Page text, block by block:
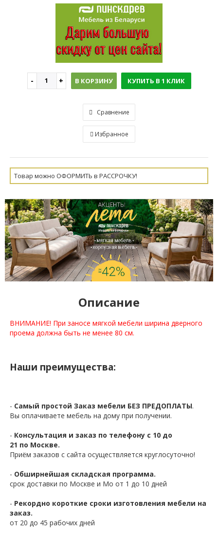
В КОРЗИНУ КУПИТЬ В 1 КЛИК
Сравнение
Избранное
Товар можно ОФОРМИТЬ в РАССРОЧКУ!
Описание
ВНИМАНИЕ! При заносе мягкой мебели ширина дверного
проема должна быть не менее 80 см.
Наши преимущества:
- Самый простой Заказ мебели БЕЗ ПРЕДОПЛАТЫ.
Вы оплачиваете мебель на дому при получении.
- Консультация и заказ по телефону с 10 до
21 по Москве.
Приём заказов с сайта осуществляется круглосуточно!
- Обширнейшая складская программа.
срок доставки по Москве и Мо от 1 до 10 дней
- Рекордно короткие сроки изготовления мебели на
заказ.
от 20 до 45 рабочих дней